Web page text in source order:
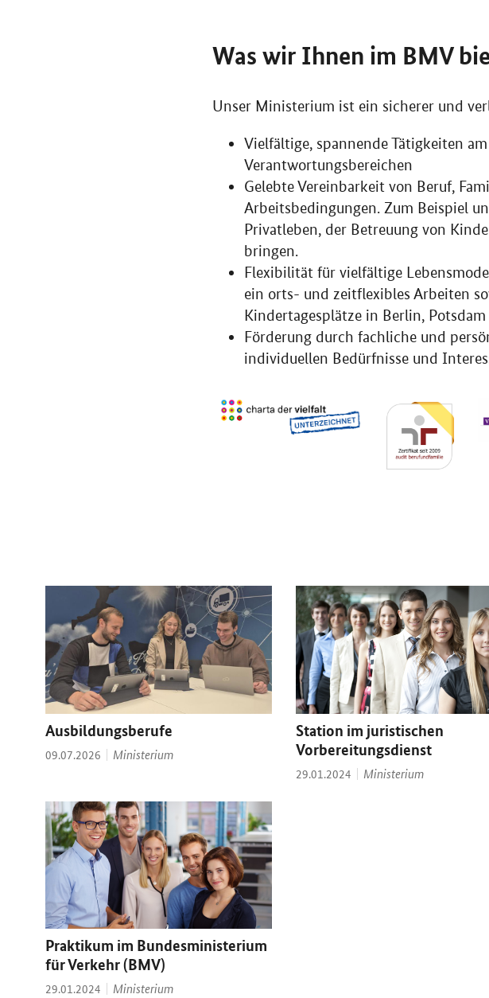
Was wir Ihnen im BMV
Unser Ministerium ist ein sicherer und
Vielfältige, spannende Tätigkeiten
Verantwortungsbereichen
Gelebte Vereinbarkeit von Beruf,
Arbeitsbedingungen. Zum Beispiel
Privatleben, der Betreuung von
bringen.
Flexibilität für vielfältige
ein orts- und zeitflexibles Arbeiten
Kindertagesplätze in Berlin,
Förderung durch fachliche und
individuellen Bedürfnisse und
Ausbildungsberufe
Datum:
09.07.2026 Thema:
Ministerium
Station im juristischen
Vorbereitungsdienst
Datum:
29.01.2024 Thema:
Ministerium
Praktikum im Bundesministerium
für Verkehr (BMV)
Datum:
29.01.2024 Thema:
Ministerium